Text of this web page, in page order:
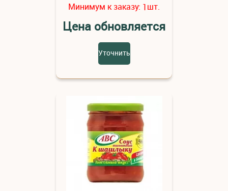
Минимум к заказу: 1шт.
Цена обновляется
Уточнить